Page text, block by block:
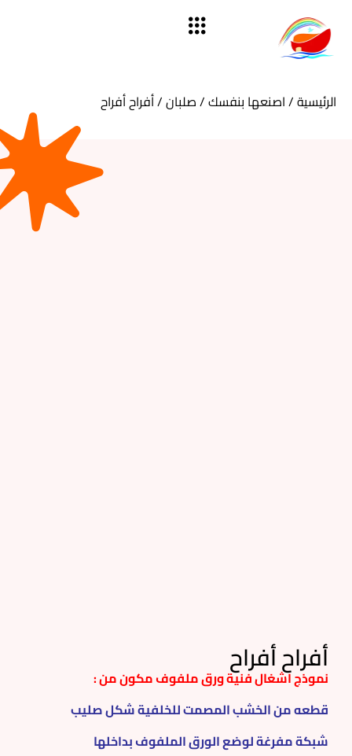
الرئيسية/اصنعها بنفسك/صلبان/ أفراح أفراح
أفراح أفراح
نموذج اشغال فنية ورق ملفوف مكون من :
قطعه من الخشب المصمت للخلفية شكل صليب
شبكة مفرغة لوضع الورق الملفوف بداخلها